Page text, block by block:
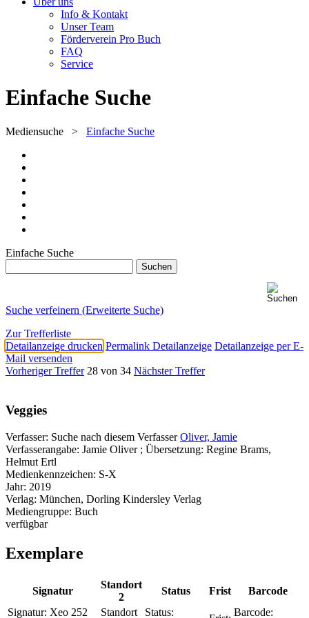
Info & Kontakt
Unser Team
Förderverein Pro Buch
FAQ
Service
Einfache Suche
Mediensuche > Einfache Suche
Einfache Suche
Suche verfeinern (Erweiterte Suche)
Zur Trefferliste
Detailanzeige drucken Permalink Detailanzeige Detailanzeige per E-
Mail versenden
Vorheriger Treffer 28 von 34 Nächster Treffer
Veggies
Verfasser: Suche nach diesem Verfasser Oliver, Jamie
Verfasserangabe: Jamie Oliver ; Übersetzung: Regine Brams,
Helmut Ertl
Medienkennzeichen: S-X
Jahr: 2019
Verlag: München, Dorling Kindersley Verlag
Mediengruppe: Buch
verfügbar
Exemplare
Signatur
Standort
2
Status Frist
Barcode
Signatur: Xeo 252 Standort Status: Barcode: